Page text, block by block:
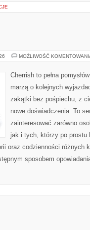
MOŻLIWOŚĆ
Cherrish to pełna
marzą o kolejnych
zakątki bez pośpiechu, z
nowe doświadczenia. To
zainteresować zarówno
jak i tych, którzy po prostu
oraz codzienności różnych
sposobem